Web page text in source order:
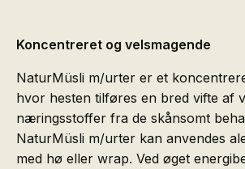
Koncentreret og velsmagende
NaturMüsli m/urter er et
hvor hesten tilføres en bred vifte af
næringsstoffer fra de skånsomt
NaturMüsli m/urter kan anvendes
med hø eller wrap. Ved øget